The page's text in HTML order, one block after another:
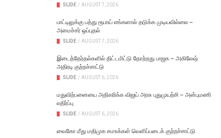
SLIDE / AUGUST 7, 2026
பாட்டிலுக்கு பத்து ரூபாய் எங்களால் தடுக்க முடியவில்லை –
அமைச்சர் ஒப்புதல்
SLIDE / AUGUST 7, 2026
இடைத்தேர்தல்களில் திட்டமிட்டு தோற்றது பாஜக – அகிலேஷ்
அதிரடி குற்றச்சாட்டு
SLIDE / AUGUST 6, 2026
மதுவிற்பனையை அதிகரிக்க விஜய் அரசு புதுமுயற்சி – அன்புமணி
எதிர்ப்பு
SLIDE / AUGUST 6, 2026
வைகோ மீது மதிமுக சமஉக்கள் வெளிப்படைக் குற்றச்சாட்டு